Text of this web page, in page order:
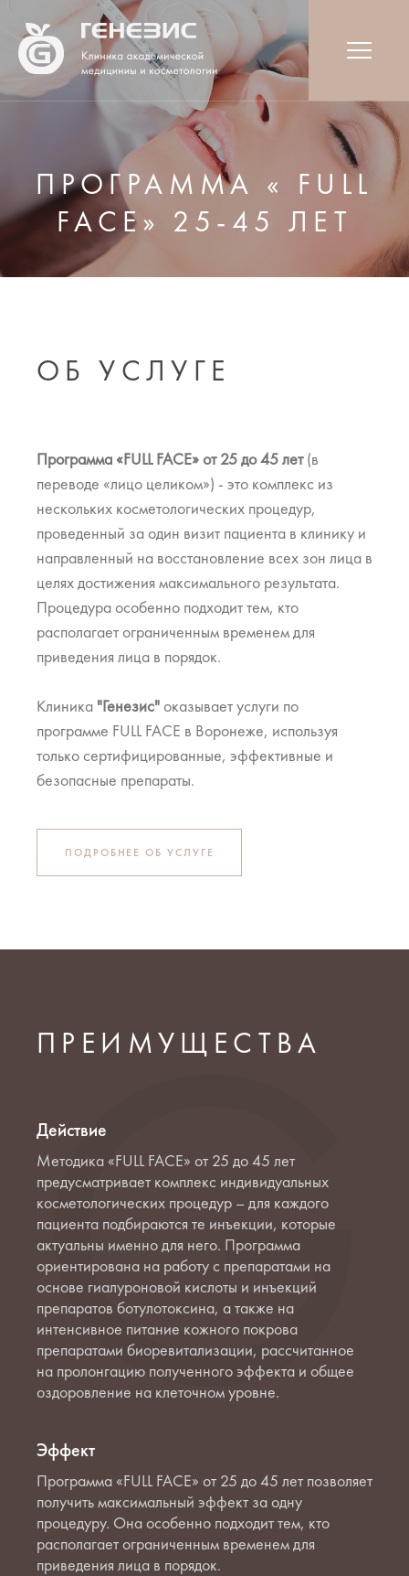
ПРОГРАММА « FULL
FACE» 25-45 ЛЕТ
ОБ УСЛУГЕ
Программа «FULL FACE» от 25 до 45 лет(в
переводе «лицо целиком») - это комплекс из
нескольких косметологических процедур,
проведенный за один визит пациента в клинику и
направленный на восстановление всех зон лица в
целях достижения максимального результата.
Процедура особенно подходит тем, кто
располагает ограниченным временем для
приведения лица в порядок.
Клиника "Генезис" оказывает услуги по
программе FULL FACE в Воронеже, используя
только сертифицированные, эффективные и
безопасные препараты.
ПОДРОБНЕЕ ОБ УСЛУГЕ
ПРЕИМУЩЕСТВА
Действие
Методика «FULL FACE» от 25 до 45 лет
предусматривает комплекс индивидуальных
косметологических процедур – для каждого
пациента подбираются те инъекции, которые
актуальны именно для него. Программа
ориентирована на работу с препаратами на
основе гиалуроновой кислоты и инъекций
препаратов ботулотоксина, а также на
интенсивное питание кожного покрова
препаратами биоревитализации, рассчитанное
на пролонгацию полученного эффекта и общее
оздоровление на клеточном уровне.
Эффект
Программа «FULL FACE» от 25 до 45 лет позволяет
получить максимальный эффект за одну
процедуру. Она особенно подходит тем, кто
располагает ограниченным временем для
приведения лица в порядок.